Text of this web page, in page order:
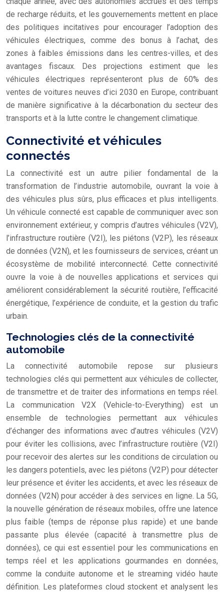
de recharge réduits, et les gouvernements mettent en place
des politiques incitatives pour encourager l’adoption des
véhicules électriques, comme des bonus à l’achat, des
zones à faibles émissions dans les centres-villes, et des
avantages fiscaux. Des projections estiment que les
véhicules électriques représenteront plus de 60% des
ventes de voitures neuves d’ici 2030 en Europe, contribuant
de manière significative à la décarbonation du secteur des
transports et à la lutte contre le changement climatique.
Connectivité et véhicules
connectés
La connectivité est un autre pilier fondamental de la
transformation de l’industrie automobile, ouvrant la voie à
des véhicules plus sûrs, plus efficaces et plus intelligents.
Un véhicule connecté est capable de communiquer avec son
environnement extérieur, y compris d’autres véhicules (V2V),
l’infrastructure routière (V2I), les piétons (V2P), les réseaux
de données (V2N), et les fournisseurs de services, créant un
écosystème de mobilité interconnecté. Cette connectivité
ouvre la voie à de nouvelles applications et services qui
améliorent considérablement la sécurité routière, l’efficacité
énergétique, l’expérience de conduite, et la gestion du trafic
urbain.
Technologies clés de la connectivité
automobile
La connectivité automobile repose sur plusieurs
technologies clés qui permettent aux véhicules de collecter,
de transmettre et de traiter des informations en temps réel.
La communication V2X (Vehicle-to-Everything) est un
ensemble de technologies permettant aux véhicules
d’échanger des informations avec d’autres véhicules (V2V)
pour éviter les collisions, avec l’infrastructure routière (V2I)
pour recevoir des alertes sur les conditions de circulation ou
les dangers potentiels, avec les piétons (V2P) pour détecter
leur présence et éviter les accidents, et avec les réseaux de
données (V2N) pour accéder à des services en ligne. La 5G,
la nouvelle génération de réseaux mobiles, offre une latence
plus faible (temps de réponse plus rapide) et une bande
passante plus élevée (capacité à transmettre plus de
données), ce qui est essentiel pour les communications en
temps réel et les applications gourmandes en données,
comme la conduite autonome et le streaming vidéo haute
définition. Les plateformes cloud stockent et analysent les